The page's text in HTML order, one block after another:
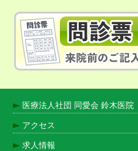
医療法人社団 同愛会 鈴木医院
アクセス
求人情報